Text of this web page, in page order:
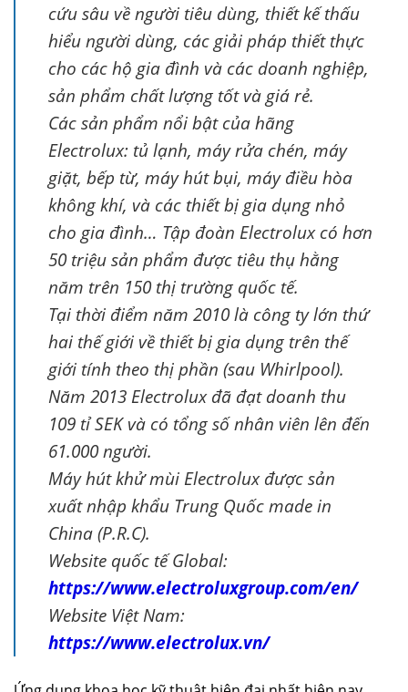
cứu sâu về người tiêu dùng, thiết kế thấu
hiểu người dùng, các giải pháp thiết thực
cho các hộ gia đình và các doanh nghiệp,
sản phẩm chất lượng tốt và giá rẻ.
Các sản phẩm nổi bật của hãng
Electrolux: tủ lạnh, máy rửa chén, máy
giặt, bếp từ, máy hút bụi, máy điều hòa
không khí, và các thiết bị gia dụng nhỏ
cho gia đình… Tập đoàn Electrolux có hơn
50 triệu sản phẩm được tiêu thụ hằng
năm trên 150 thị trường quốc tế.
Tại thời điểm năm 2010 là công ty lớn thứ
hai thế giới về thiết bị gia dụng trên thế
giới tính theo thị phần (sau Whirlpool).
Năm 2013 Electrolux đã đạt doanh thu
109 tỉ SEK và có tổng số nhân viên lên đến
61.000 người.
Máy hút khử mùi Electrolux được sản
xuất nhập khẩu Trung Quốc made in
China (P.R.C).
Website quốc tế Global:
https://www.electroluxgroup.com/en/
Website Việt Nam:
https://www.electrolux.vn/